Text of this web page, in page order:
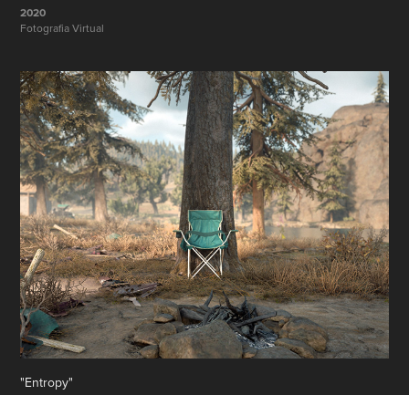
2020
Fotografia Virtual
"Entropy"